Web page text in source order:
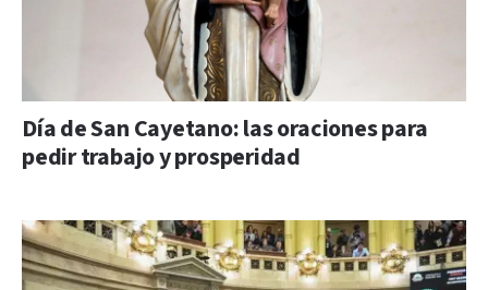
Día de San Cayetano: las oraciones para
pedir trabajo y prosperidad